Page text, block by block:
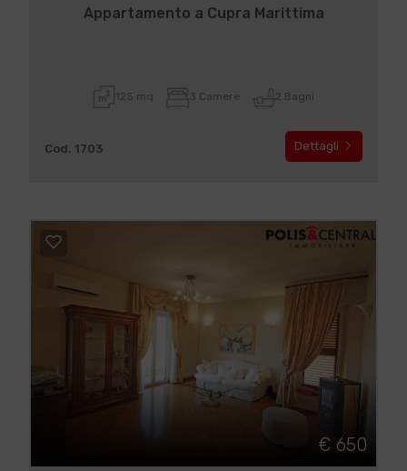
Appartamento a Cupra Marittima
125 mq 3 Camere 2 Bagni
Cod. 1703 Dettagli
€ 650